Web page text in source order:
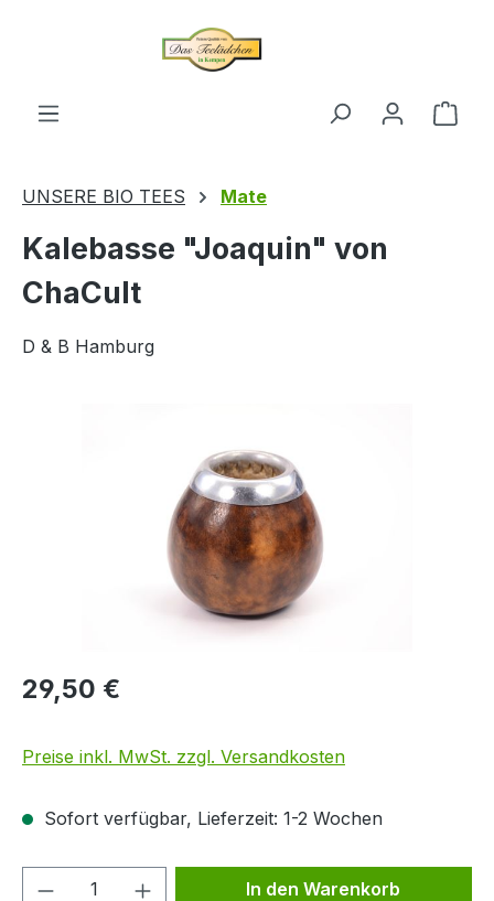
UNSERE BIO TEES Mate
Kalebasse "Joaquin" von
ChaCult
D & B Hamburg
29,50 €
Preise inkl. MwSt. zzgl. Versandkosten
Sofort verfügbar, Lieferzeit: 1-2 Wochen
Produkt Anzahl: Gib denIn den Warenkorb